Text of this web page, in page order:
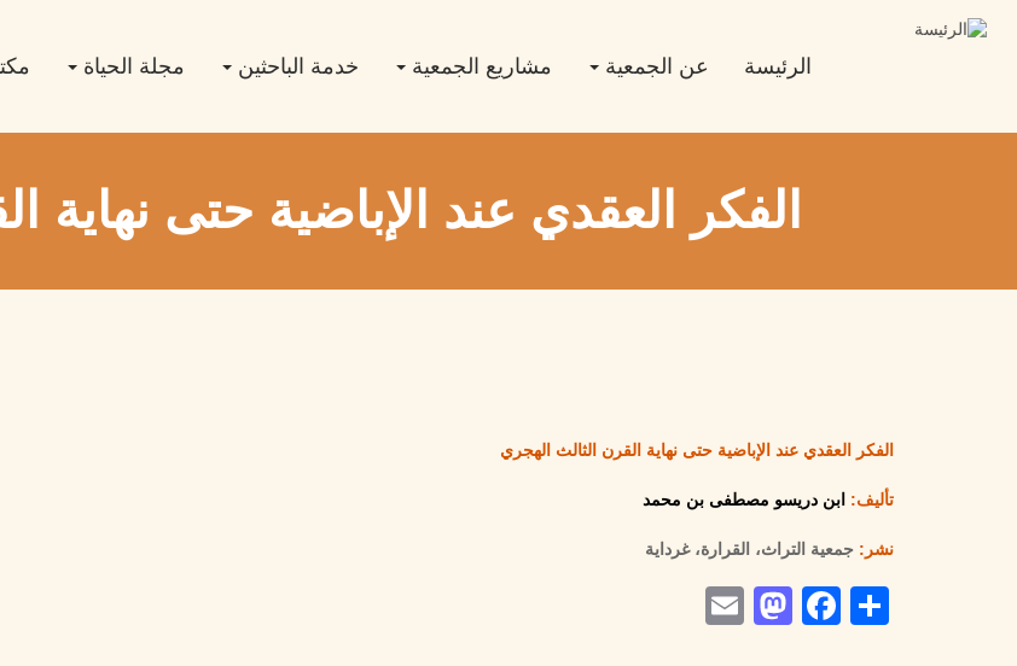
navigation
الرئيسة عن الجمعية مشاريع الجمعية خدمة الباحثين مجلة الحياة
الفكر العقدي عند الإباضية حتى نهاية
الفكر العقدي عند الإباضية حتى نهاية القرن الثالث الهجري
تأليف: ابن دريسو مصطفى بن محمد
نشر: جمعية التراث، القرارة، غرداية
Share
Facebook
Mastodon